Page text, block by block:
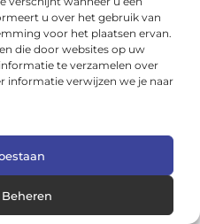
u over het gebruik van
voor het plaatsen ervan.
die door websites op uw
te verzamelen over
informatie verwijzen we je naar
wonen en tuinieren